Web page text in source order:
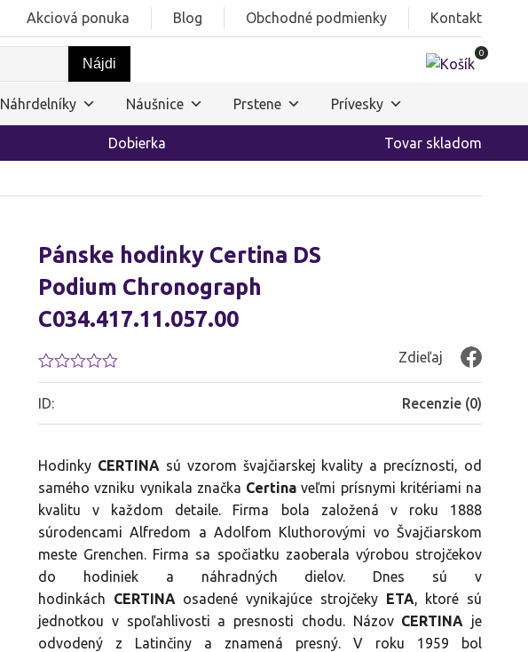
Akciová ponuka Blog Obchodné podmienky Kontakt
0
Náhrdelníky Náušnice Prstene Prívesky
Dobierka Tovar skladom
Pánske hodinky Certina DS
Podium Chronograph
C034.417.11.057.00
Hodnotenie
0.01
z
5
Zdieľaj
ID: Recenzie (0)
Hodinky CERTINA sú vzorom švajčiarskej kvality a precíznosti, od
samého vzniku vynikala značka Certina veľmi prísnymi kritériami na
kvalitu v každom detaile. Firma bola založená v roku 1888
súrodencami Alfredom a Adolfom Kluthorovými vo Švajčiarskom
meste Grenchen. Firma sa spočiatku zaoberala výrobou strojčekov
do hodiniek a náhradných dielov. Dnes sú v
hodinkách CERTINA osadené vynikajúce strojčeky ETA, ktoré sú
jednotkou v spoľahlivosti a presnosti chodu. Názov CERTINA je
odvodený z Latinčiny a znamená presný. V roku 1959 bol